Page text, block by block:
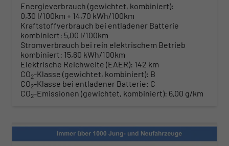
Energieverbrauch (gewichtet, kombiniert):
0,30 l/100km + 14,70 kWh/100km
Kraftstoffverbrauch bei entladener Batterie
kombiniert: 5,00 l/100km
Stromverbrauch bei rein elektrischem Betrieb
kombiniert: 15,60 kWh/100km
Elektrische Reichweite (EAER): 142 km
CO2-Klasse (gewichtet, kombiniert): B
CO2-Klasse bei entladener Batterie: C
CO2-Emissionen (gewichtet, kombiniert): 6,00 g/km